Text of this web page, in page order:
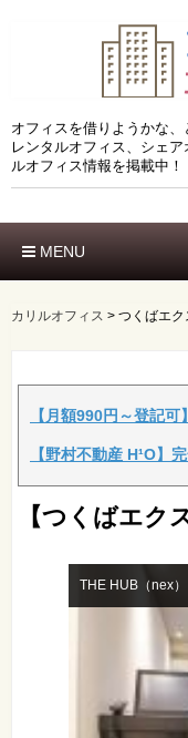
オフィスを借りようかな
レンタルオフィス、シェ
ルオフィス情報を掲載中！
MENU
特徴でさがす
カリルオフィス > つくばエク
【月額990円～登記
【野村不動産 H¹O】
【つくばエク
THE HUB（nex）